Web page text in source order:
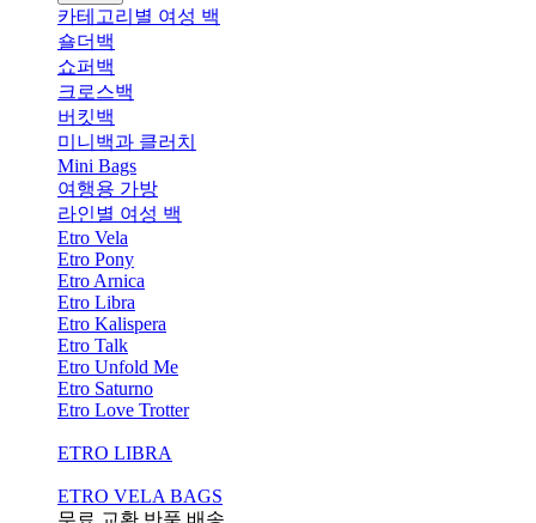
카테고리별 여성 백
숄더백
쇼퍼백
크로스백
버킷백
미니백과 클러치
Mini Bags
여행용 가방
라인별 여성 백
Etro Vela
Etro Pony
Etro Arnica
Etro Libra
Etro Kalispera
Etro Talk
Etro Unfold Me
Etro Saturno
Etro Love Trotter
ETRO LIBRA
ETRO VELA BAGS
무료 교환,반품,배송